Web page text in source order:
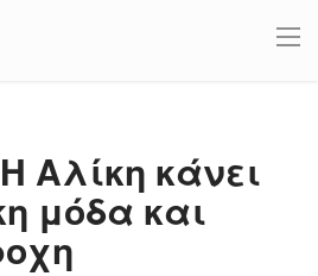
Αλίκη κάνει
μόδα και